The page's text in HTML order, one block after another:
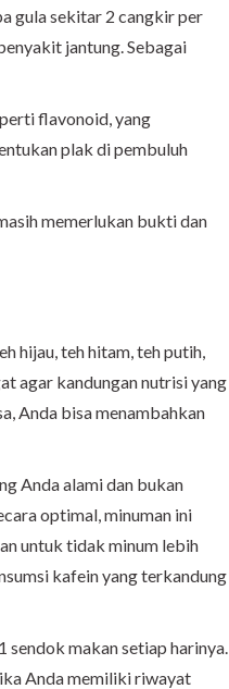
gula sekitar 2 cangkir per
jantung. Sebagai
flavonoid, yang
plak di pembuluh
memerlukan bukti dan
hijau, teh hitam, teh putih,
agar kandungan nutrisi yang
Anda bisa menambahkan
Anda alami dan bukan
optimal, minuman ini
untuk tidak minum lebih
kafein yang terkandung
sendok makan setiap harinya.
Anda memiliki riwayat